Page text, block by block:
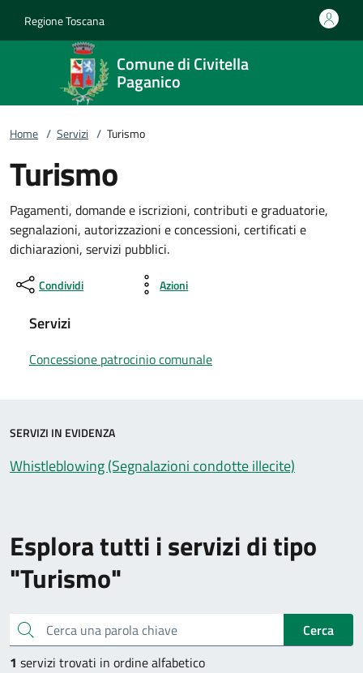
Regione Toscana
Comune di Civitella
Paganico
Home / Servizi / Turismo
Turismo
Pagamenti, domande e iscrizioni, contributi e graduatorie,
segnalazioni, autorizzazioni e concessioni, certificati e
dichiarazioni, servizi pubblici.
Condividi Azioni
Servizi
Concessione patrocinio comunale
Esplora tutti i servizi di tipo
"Turismo"
Cerca una parola chiave
Cerca
1 servizi trovati in ordine alfabetico
SERVIZI IN EVIDENZA
Whistleblowing (Segnalazioni condotte illecite)